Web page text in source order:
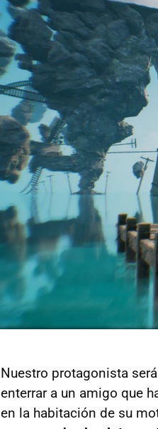
Nuestro protagonista será
enterrar a un amigo que
en la habitación de su